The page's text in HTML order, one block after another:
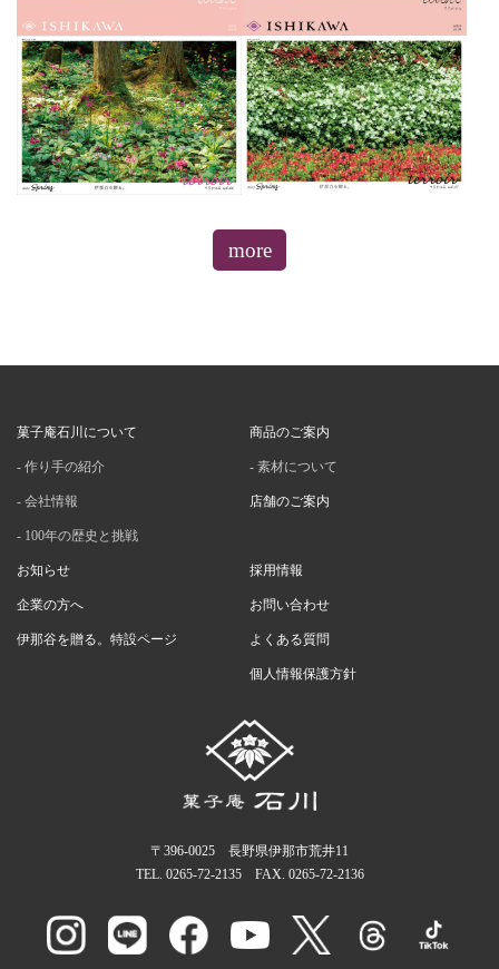
more
菓子庵石川について
作り手の紹介
会社情報
100年の歴史と挑戦
商品のご案内
素材について
店舗のご案内
お知らせ
企業の方へ
伊那谷を贈る。特設ページ
採用情報
お問い合わせ
よくある質問
個人情報保護方針
〒396-0025 長野県伊那市荒井11
TEL. 0265-72-2135FAX. 0265-72-2136